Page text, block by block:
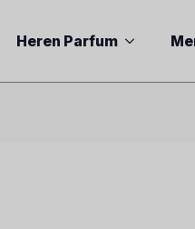
Heren Parfum